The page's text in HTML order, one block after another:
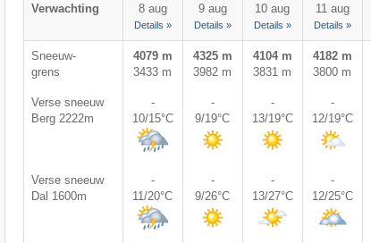
Verwachting
8 aug
Details »
9 aug
Details »
10 aug
Details »
11 aug
Details »
Sneeuw-
grens
4079 m
3433 m
4325 m
3982 m
4104 m
3831 m
4182 m
3800 m
Verse sneeuw
Berg 2222m
-
10/15°C
-
9/19°C
-
13/19°C
-
12/19°C
Verse sneeuw
Dal 1600m
-
11/20°C
-
9/26°C
-
13/27°C
-
12/25°C